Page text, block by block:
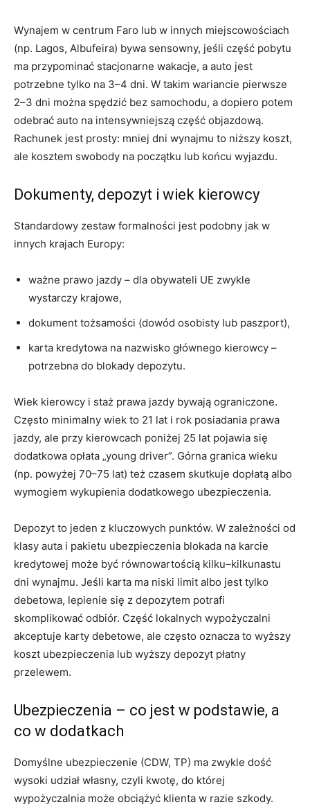
Wynajem w centrum Faro lub w innych miejscowościach
(np. Lagos, Albufeira) bywa sensowny, jeśli część pobytu
ma przypominać stacjonarne wakacje, a auto jest
potrzebne tylko na 3–4 dni. W takim wariancie pierwsze
2–3 dni można spędzić bez samochodu, a dopiero potem
odebrać auto na intensywniejszą część objazdową.
Rachunek jest prosty: mniej dni wynajmu to niższy koszt,
ale kosztem swobody na początku lub końcu wyjazdu.
Dokumenty, depozyt i wiek kierowcy
Standardowy zestaw formalności jest podobny jak w
innych krajach Europy:
ważne prawo jazdy – dla obywateli UE zwykle
wystarczy krajowe,
dokument tożsamości (dowód osobisty lub paszport),
karta kredytowa na nazwisko głównego kierowcy –
potrzebna do blokady depozytu.
Wiek kierowcy i staż prawa jazdy bywają ograniczone.
Często minimalny wiek to 21 lat i rok posiadania prawa
jazdy, ale przy kierowcach poniżej 25 lat pojawia się
dodatkowa opłata „young driver”. Górna granica wieku
(np. powyżej 70–75 lat) też czasem skutkuje dopłatą albo
wymogiem wykupienia dodatkowego ubezpieczenia.
Depozyt to jeden z kluczowych punktów. W zależności od
klasy auta i pakietu ubezpieczenia blokada na karcie
kredytowej może być równowartością kilku–kilkunastu
dni wynajmu. Jeśli karta ma niski limit albo jest tylko
debetowa, lepienie się z depozytem potrafi
skomplikować odbiór. Część lokalnych wypożyczalni
akceptuje karty debetowe, ale często oznacza to wyższy
koszt ubezpieczenia lub wyższy depozyt płatny
przelewem.
Ubezpieczenia – co jest w podstawie, a
co w dodatkach
Domyślne ubezpieczenie (CDW, TP) ma zwykle dość
wysoki udział własny, czyli kwotę, do której
wypożyczalnia może obciążyć klienta w razie szkody.